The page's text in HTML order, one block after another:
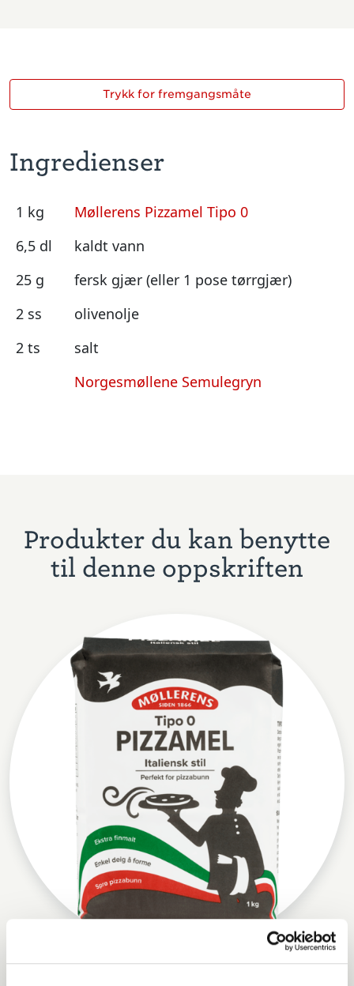
Ingredienser
1 kg
Møllerens Pizzamel Tipo 0
6,5 dl
kaldt vann
25 g
fersk gjær (eller 1 pose tørrgjær)
2 ss
olivenolje
2 ts
salt
Norgesmøllene Semulegryn
Trykk for fremgangsmåte
Produkter du kan benytte
til denne oppskriften